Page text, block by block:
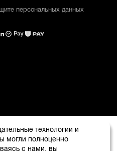
технологии и
могли полноценно
с нами, вы
персональных данных